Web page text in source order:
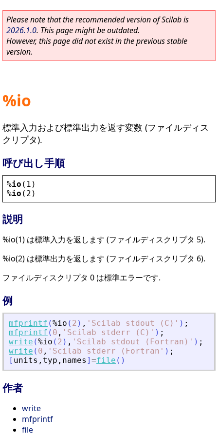
Please note that the recommended version of Scilab is
2026.1.0. This page might be outdated.
However, this page did not exist in the previous stable
version.
%io
標準入力および標準出力を返す変数 (ファイルディス
クリプタ).
呼び出し手順
%io (1)
%io (2)
説明
%io(1) は標準入力を返します (ファイルディスクリプタ 5).
%io(2) は標準出力を返します (ファイルディスクリプタ 6).
ファイルディスクリプタ 0 は標準エラーです.
例
mfprintf (%io ( 2 ) , ' Scilab stdout (C) ' ) ;
mfprintf ( 0 , ' Scilab stderr (C) ' ) ;
write (%io ( 2 ) , ' Scilab stdout (Fortran) ' ) ;
write ( 0 , ' Scilab stderr (Fortran ' ) ;
[ units , typ , names ] =file ( )
作者
write
mfprintf
file